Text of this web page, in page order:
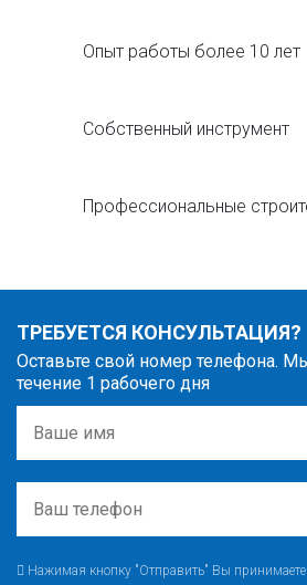
Опыт работы более 10 лет
Собственный инструмент
Профессиональные
ТРЕБУЕТСЯ КОНСУЛЬТАЦИЯ?
Оставьте свой номер телефона.
течение 1 рабочего дня
Нажимая кнопку "Отправить" Вы